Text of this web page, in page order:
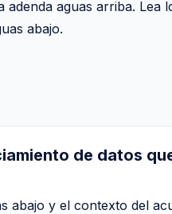
aguas arriba. Lea
abajo.
de datos
abajo y el contexto del